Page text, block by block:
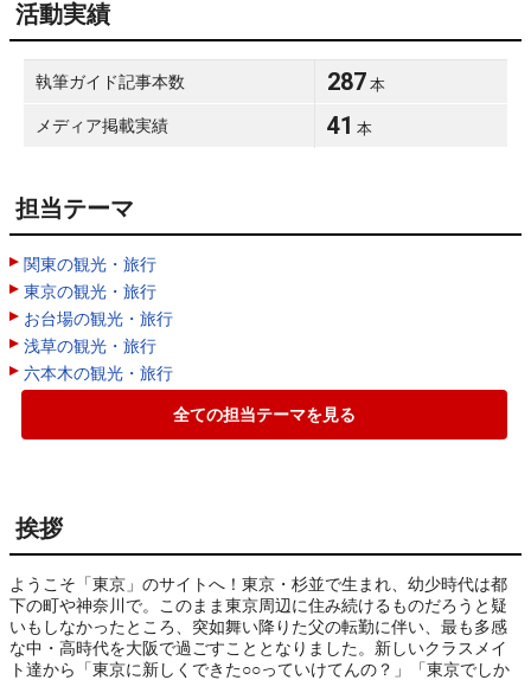
活動実績
執筆ガイド記事本数 287 本
メディア掲載実績 41 本
担当テーマ
関東の観光・旅行
東京の観光・旅行
お台場の観光・旅行
浅草の観光・旅行
六本木の観光・旅行
全ての担当テーマを見る
挨拶
ようこそ「東京」のサイトへ！東京・杉並で生まれ、幼少時代は都
下の町や神奈川で。このまま東京周辺に住み続けるものだろうと疑
いもしなかったところ、突如舞い降りた父の転勤に伴い、最も多感
な中・高時代を大阪で過ごすこととなりました。新しいクラスメイ
ト達から「東京に新しくできた○○っていけてんの？」「東京でしか